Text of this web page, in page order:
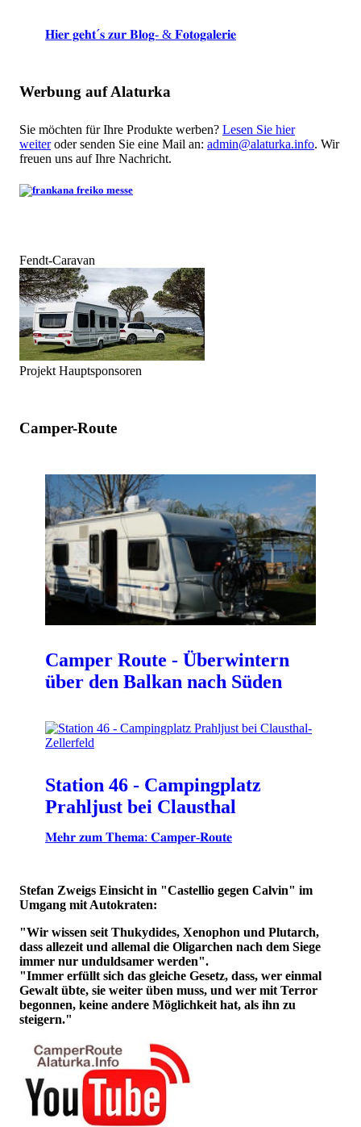
𝐇𝐢𝐞𝐫 𝐠𝐞𝐡𝐭´𝐬 𝐳𝐮𝐫 𝐁𝐥𝐨𝐠- & 𝐅𝐨𝐭𝐨𝐠𝐚𝐥𝐞𝐫𝐢𝐞
Werbung auf Alaturka
Sie möchten für Ihre Produkte werben? Lesen Sie hier
weiteroder senden Sie eine Mail an: admin@alaturka.info. Wir
freuen uns auf Ihre Nachricht.
Fendt-Caravan
Projekt Hauptsponsoren
Camper-Route
Camper Route - Überwintern
über den Balkan nach Süden
Station 46 - Campingplatz
Prahljust bei Clausthal
𝐌𝐞𝐡𝐫 𝐳𝐮𝐦 𝐓𝐡𝐞𝐦𝐚: 𝐂𝐚𝐦𝐩𝐞𝐫-𝐑𝐨𝐮𝐭𝐞
Stefan Zweigs Einsicht in "Castellio gegen Calvin" im
Umgang mit Autokraten:
"Wir wissen seit Thukydides, Xenophon und Plutarch,
dass allezeit und allemal die Oligarchen nach dem Siege
immer nur unduldsamer werden".
"Immer erfüllt sich das gleiche Gesetz, dass, wer einmal
Gewalt übte, sie weiter üben muss, und wer mit Terror
begonnen, keine andere Möglichkeit hat, als ihn zu
steigern."